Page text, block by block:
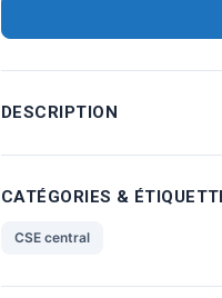
DESCRIPTION
CATÉGORIES &
CSE central